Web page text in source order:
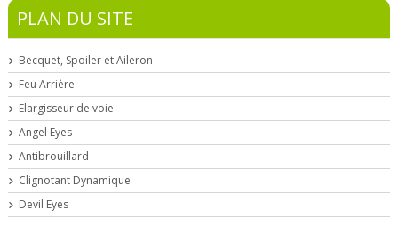
PLAN DU SITE
Becquet, Spoiler et Aileron
Feu Arrière
Elargisseur de voie
Angel Eyes
Antibrouillard
Clignotant Dynamique
Devil Eyes